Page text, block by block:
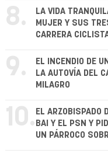
8.
LA VIDA
MUJER Y SUS
CARRERA
9.
EL INCENDIO DE
LA AUTOVÍA DEL
MILAGRO
10. EL ARZOBISPADO
BAI Y EL PSN Y
UN PÁRROCO